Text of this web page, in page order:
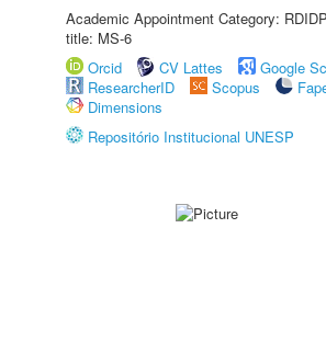
Academic Appointment Category:
title: MS-6
Orcid
CV Lattes
Google
ResearcherID
Scopus
Dimensions
Repositório Institucional UNESP